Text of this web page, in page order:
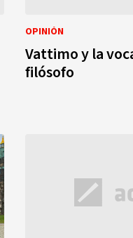
OPINIÓN
Vattimo y la
filósofo